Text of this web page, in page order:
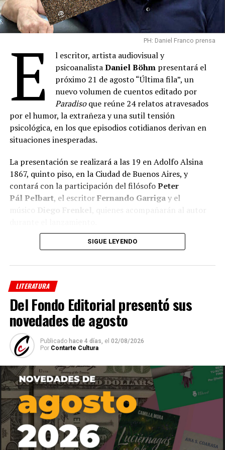
PH: Daniel Franco prensa
E
l escritor, artista audiovisual y
psicoanalistaDaniel Böhm presentará el
próximo 21 de agosto “Última fila”, un
nuevo volumen de cuentos editado por
Paradisoque reúne 24 relatos atravesados
por el humor, la extrañeza y una sutil tensión
psicológica, en los que episodios cotidianos derivan en
situaciones inesperadas.
La presentación se realizará a las 19 en Adolfo Alsina
1867, quinto piso, en la Ciudad de Buenos Aires, y
contará con la participación del filósofoPeter
PálPelbart, el escritorFernando Garrigay el
Diego Frenkel , quienes acompañarán al autor
SIGUE LEYENDO
LITERATURA
Del Fondo Editorial presentó sus
novedades de agosto
Publicado hace 4 días, el 02/08/2026
Por Contarte Cultura